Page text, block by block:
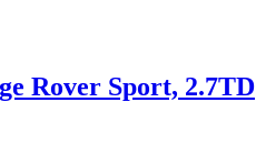
Rover Sport, 2.7TD